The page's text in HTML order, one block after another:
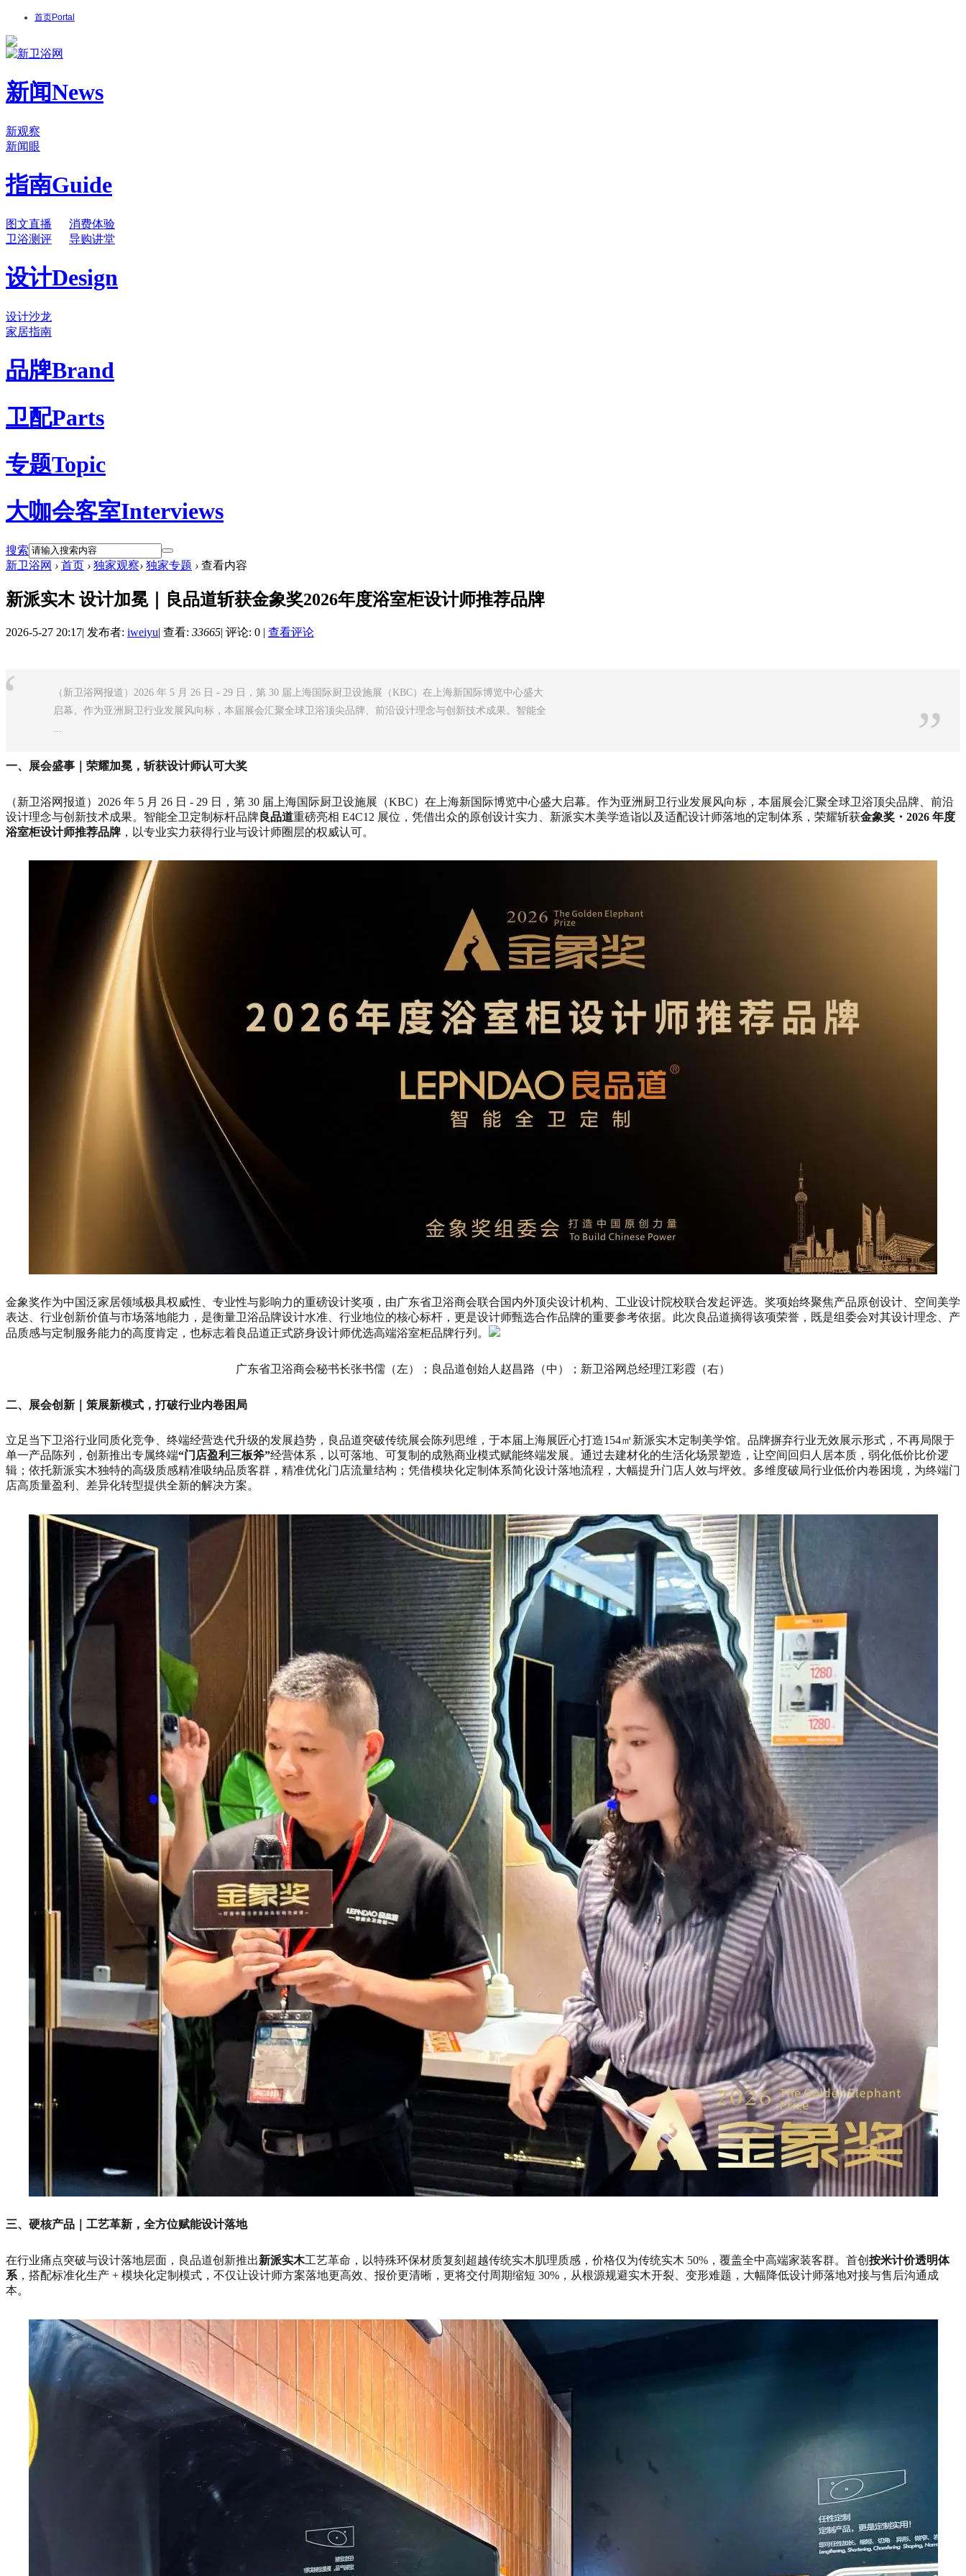
首页Portal
新闻News
新观察
新闻眼
指南Guide
图文直播
消费体验
卫浴测评
导购讲堂
设计Design
设计沙龙
家居指南
品牌Brand
卫配Parts
专题Topic
大咖会客室Interviews
搜索
新卫浴网 › 首页 › 独家观察› 独家专题 › 查看内容
新派实木 设计加冕｜良品道斩获金象奖2026年度浴室柜设计师推荐品牌
2026-5-27 20:17| 发布者: iweiyu| 查看: 33665| 评论: 0 | 查看评论
（新卫浴网报道）2026 年 5 月 26 日 - 29 日，第 30 届上海国际厨卫设施展（KBC）在上海新国际博览中心盛大
启幕。作为亚洲厨卫行业发展风向标，本届展会汇聚全球卫浴顶尖品牌、前沿设计理念与创新技术成果。智能全
”
一、展会盛事｜荣耀加冕，斩获设计师认可大奖
（新卫浴网报道）2026 年 5 月 26 日 - 29 日，第 30 届上海国际厨卫设施展（KBC）在上海新国际博览中心盛大启幕。作为亚洲厨卫行业发展风向标，本届展会汇聚全球卫浴顶尖品牌、前沿
设计理念与创新技术成果。智能全卫定制标杆品牌 良品道重磅亮相 E4C12 展位，凭借出众的原创设计实力、新派实木美学造诣以及适配设计师落地的定制体系，荣耀斩获金象奖・2026 年度
浴室柜设计师推荐品牌 ，以专业实力获得行业与设计师圈层的权威认可。
金象奖作为中国泛家居领域极具权威性、专业性与影响力的重磅设计奖项，由广东省卫浴商会联合国内外顶尖设计机构、工业设计院校联合发起评选。奖项始终聚焦产品原创设计、空间美学
表达、行业创新价值与市场落地能力，是衡量卫浴品牌设计水准、行业地位的核心标杆，更是设计师甄选合作品牌的重要参考依据。此次良品道摘得该项荣誉，既是组委会对其设计理念、产
品质感与定制服务能力的高度肯定，也标志着良品道正式跻身设计师优选高端浴室柜品牌行列。
广东省卫浴商会秘书长张书儒（左）；良品道创始人赵昌路（中）；新卫浴网总经理江彩霞（右）
二、展会创新｜策展新模式，打破行业内卷困局
立足当下卫浴行业同质化竞争、终端经营迭代升级的发展趋势，良品道突破传统展会陈列思维，于本届上海展匠心打造154㎡新派实木定制美学馆。品牌摒弃行业无效展示形式，不再局限于
单一产品陈列，创新推出专属终端“门店盈利三板斧”经营体系，以可落地、可复制的成熟商业模式赋能终端发展。通过去建材化的生活化场景塑造，让空间回归人居本质，弱化低价比价逻
辑；依托新派实木独特的高级质感精准吸纳品质客群，精准优化门店流量结构；凭借模块化定制体系简化设计落地流程，大幅提升门店人效与坪效。多维度破局行业低价内卷困境，为终端门
店高质量盈利、差异化转型提供全新的解决方案。
三、硬核产品｜工艺革新，全方位赋能设计落地
在行业痛点突破与设计落地层面，良品道创新推出新派实木工艺革命，以特殊环保材质复刻超越传统实木肌理质感，价格仅为传统实木 50%，覆盖全中高端家装客群。首创 按米计价透明体
系 ，搭配标准化生产 + 模块化定制模式，不仅让设计师方案落地更高效、报价更清晰，更将交付周期缩短 30%，从根源规避实木开裂、变形难题，大幅降低设计师落地对接与售后沟通成
本。